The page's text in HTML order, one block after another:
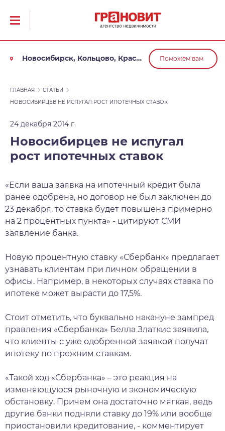
Новосибирск, Кольцово, Краснообск, Обь Поможем вам
ГЛАВНАЯ
СТАТЬИ
НОВОСИБИРЦЕВ НЕ ИСПУГАЛ РОСТ ИПОТЕЧНЫХ СТАВОК
24 декабря 2014 г.
Новосибирцев не испугал
рост ипотечных ставок
«Если ваша заявка на ипотечный кредит была
ранее одобрена, но договор не был заключен до
23 декабря, то ставка будет повышена примерно
на 2 процентных пункта» - цитируют СМИ
заявление банка.
Новую процентную ставку «Сбербанк» предлагает
узнавать клиентам при личном обращении в
офисы. Например, в некоторых случаях ставка по
ипотеке может вырасти до 17,5%.
Стоит отметить, что буквально накануне зампред
правления «Сбербанка» Белла Златкис заявила,
что клиенты с уже одобренной заявкой получат
ипотеку по прежним ставкам.
«Такой ход «Сбербанка» – это реакция на
изменяющуюся рыночную и экономическую
обстановку. Причем она достаточно мягкая, ведь
другие банки подняли ставку до 19% или вообще
приостановили кредитование, - комментирует